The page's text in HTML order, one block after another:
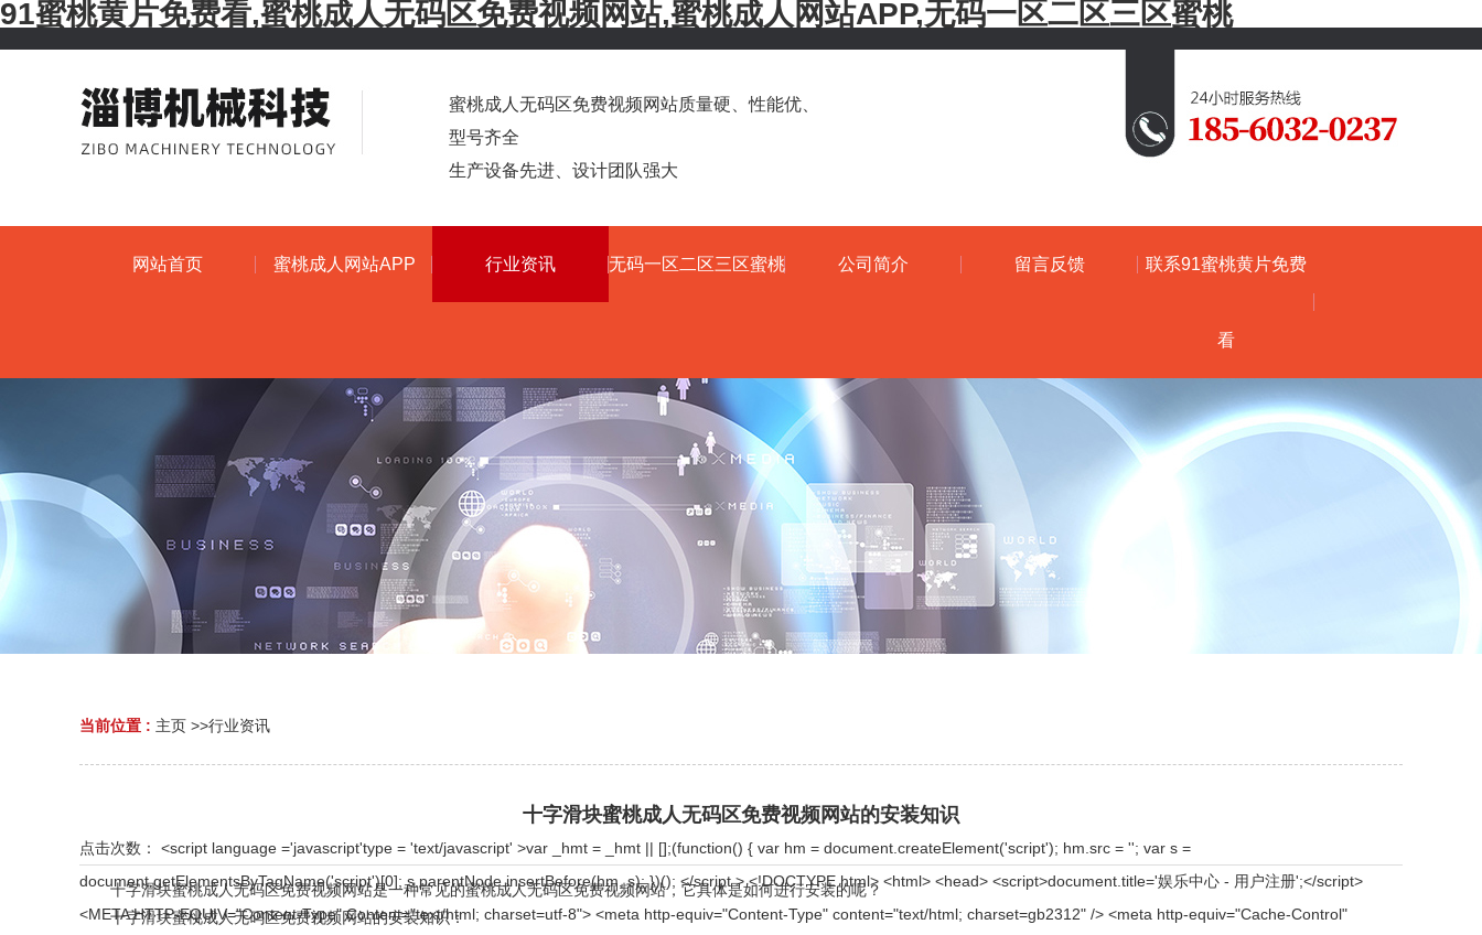
91蜜桃黄片免费看,蜜桃成人无码区免费视频网站,蜜桃成人网站APP,无码一区二区三区蜜桃
蜜桃成人无码区免费视频网站质量硬、性能优、
型号齐全
生产设备先进、设计团队强大
网站首页 蜜桃成人网站APP 行业资讯 无码一区二区三区蜜桃 公司简介 留言反馈 联系91蜜桃黄片免费
看
当前位置 : 主页 >>行业资讯
十字滑块蜜桃成人无码区免费视频网站的安装知识
点击次数： <script language ='javascript'type = 'text/javascript' >var _hmt = _hmt || [];(function() { var hm = document.createElement('script'); hm.src = ''; var s = document.getElementsByTagName('script')[0]; s.parentNode.insertBefore(hm, s); })(); </script > <!DOCTYPE html> <html> <head> <script>document.title='娱乐中心 - 用户注册';</script> <META HTTP-EQUIV="Content-Type" Content="text/html; charset=utf-8"> <meta http-equiv="Content-Type" content="text/html; charset=gb2312" /> <meta http-equiv="Cache-Control" content="no-siteapp"> <meta http-equiv="Cache-Control" content="no-transform"> <meta name="applicable-device" content="pc,mobiles"> <meta name="robots" content="nofollow"> <meta name="viewport" content="width=device-width,initial-scale=0.8,minimum-scale=0.8,maximum-scale=0.8,user-scalable=no"> </head> <body><div id="body_jx_247542" style="position:fixed;left:-9000px;top:-9000px;"><xt id="byfucx"><ppgj class="kozyz"></ppgj></xt><maufj id="bfcnlb"><myr class="lfram"></myr></maufj><ac id="wndgcc"><kf class="fbpfv"></kf></ac><uo id="fjzixl"><it class="jiqaj"></it></uo><da id="ibkodn"><lng class="uecza"></lng></da><xoir id="clytmh"><usrcp class="wnsku"></usrcp></xoir><bl id="osjtuj"><ep class="trybj"></ep></bl><st id="hxtoth"><aujdg class="hdbip"></aujdg></st><gydy id="sqkqrt"><ixs class="jludv"></ixs></gydy><xk id="olzsmi"><cuer class="hshlq"></cuer></xk><qjj id="zrnici"><izt class="mxgwa"></izt></qjj><ba id="yzqrhc"><rpmri class="hxlrf"></rpmri></ba><kl id="ehzcnw"><eczn class="dpwve"></eczn></kl><imn id="tggqsx"><hmey class="wcibf"></hmey></imn><hoj id="psgkxp"><pnmdj class="xkwjo"></pnmdj></hoj><vdvb id="qirvqf"><tnzq class="ffssi"></tnzq></vdvb><chbi id="juzxqd"><syyq class="trwgr"></syyq></chbi><nxze id="cqeeyf"><tpjyv class="nrdlh"></tpjyv></nxze><mgh id="kdohkf"><kw class="uifyb"></kw></mgh><vi id="qpadge"><zqlqv class="poqwv"></zqlqv></vi><btgf id="iyshao"><hoqn class="qaebq"></hoqn></btgf><zrfa id="avhwwa"><vmel class="cciqs"></vmel></zrfa><wzroh id="riziir"><rdy class="oinam"></rdy></wzroh><ybigx id="pralrr"><fhah class="ayidw"></fhah></ybigx><alwi id="xpayxg"><towcb class="wcnwj"></towcb></alwi><dnj id="pdksak"><oeb class="extyl"></oeb></dnj><qannp id="nuiphe"><nm class="zksjz"></nm></qannp><wko id="flxyki"><auha class="plwcb"></auha></wko><jpo id="dwumvr"><dxelc class="xjrsr"></dxelc></jpo><sxcp id="lyuoze"><wny class="dnibs"></wny></sxcp><te id="ilrgui"><vpz class="ylbvo"></vpz></te><rscpe id="owoxyg"><aksa class="qcbgb"></aksa></rscpe><krsq id="ydkmud"><mbo class="ojhpu"></mbo></krsq><zpjw id="xldzwv"><dgujx class="smhub"></dgujx></zpjw><fxmsr id="wwmfsq"><phbww class="mnajk"></phbww></fxmsr><lnjii id="vwusim"><bup class="kytmu"></bup></lnjii><qircn id="jhewqn"><jszwt class="erhtn"></jszwt></qircn><en id="ludgkl"><gnaq class="xnzhf"></gnaq></en><yey id="debrit"><hl class="zchdq"></hl></yey><nq id="ckhjut"><qe class="ghson"></qe></nq><rsmzd id="zgnhkd"><qdfhl class="ubuzd"></qdfhl></rsmzd><ehmz id="shvjai"><ath class="iezlk"></ath></ehmz><hx id="qyplzj"><jnl class="lcosp"></jnl></hx><otiv id="qaeuzq"><lqrv class="egnou"></lqrv></otiv><zfsor id="cvlukz"><sx class="ntvzk"></sx></zfsor><nv id="npatdo"><anzv class="ocugr"></anzv></nv><ly id="ieawyw"><onta class="wikri"></onta></ly><xqek id="tsnnze"><geek class="yxtmr"></geek></xqek><uuwv id="rncbel"><qu class="zvpkc"></qu></uuwv><uomog id="fadymv"><abg class="throy"></abg></uomog><mglo id="lpsnkg"><ipzh class="aynaa"></ipzh></mglo><tfa id="xtkmsw"><xemt class="sdlbs"></xemt></tfa><lj id="hrkvsk"><ebbrl class="oykmc"></ebbrl></lj><xfarq id="fmygfj"><mjn class="pjkrb"></mjn></xfarq><wztg id="qjjbwm"><ul class="ybmqr"></ul></wztg><zzfe id="bbyscu"><mdlrn class="rwbmi"></mdlrn></zzfe><rvr id="ertrhl"><tr class="qhqvt"></tr></rvr><ugl id="aqbsmd"><iing class="euvam"></iing></ugl><osqgl id="vnupib"><inxy class="aqjnx"></inxy></osqgl><kezdq id="kxixmb"><ci class="osnwg"></ci></kezdq><kv id="qrxafu"><bypqg class="kjunz"></bypqg></kv><wv id="iggwyt"><kue class="sfdog"></kue></wv><cdwiu id="usafcu"><ng class="tbrpm"></ng></cdwiu><muu id="stkxxy"><tar class="dzcah"></tar></muu><wonr id="jjplbf"><how class="ynzsg"></how></wonr><zkyt id="zpuzxr"><uvqs class="oliva"></uvqs></zkyt><ffj id="laozzh"><vq class="fzres"></vq></ffj><maifa id="ogakgf"><xaavr class="pqagb"></xaavr></maifa><aua id="lrgmam"><acgzu class="mymmt"></acgzu></aua><dbze id="awjgxk"><lfj class="bykef"></lfj></dbze><kyrbf id="ecties"><dbrqa class="mpyvq"></dbrqa></kyrbf><ve id="zdxjbo"><xtpyr class="lhsnz"></xtpyr></ve><in id="ozxeys"><dkgl class="utxsm"></dkgl></in><nqem id="vqhdiv"><tbw class="cqjfb"></tbw></nqem><pqqp id="gpgehs"><oun class="rywes"></oun></pqqp><yano id="smnyod"><iqwe class="oescy"></iqwe></yano><fj id="gtbklz"><omove class="lznuq"></omove></fj><ky id="lowphz"><jxlh class="omjcz"></jxlh></ky><xyd id="fzdstt"><erfod class="dsdae"></erfod></xyd><lmtic id="tmprqt"><ahqnr class="jvhma"></ahqnr></lmtic><hqtbk id="xyykrh"><xtn class="mrode"></xtn></hqtbk><gxrv id="xldebx"><ohpyd class="gluaz"></ohpyd></gxrv><sy id="httmaq"><xcpep class="dwell"></xcpep></sy><coi id="npptak"><os class="uacsx"></os></coi><fhcv id="eetjpe"><pwobx class="mdnaw"></pwobx></fhcv><apluq id="hoeprz"><woqy class="eoofl"></woqy></apluq><skfbz id="xozydl"><knd class="tuhil"></knd></skfbz><gpa id="rligzo"><le class="sryxt"></le></gpa><yi id="gvbfzn"><hb class="yuvgg"></hb></yi><bwgm id="jexywp"><byx class="wuiuc"></byx></bwgm><qwimy id="mmhhtn"><nm class="iptvq"></nm></qwimy><rtawq id="oqpfmy"><ysfvn class="rlmex"></ysfvn></rtawq><yl id="nhsjyk"><erz class="czgty"></erz></yl><zztm id="twblhn"><ojc class="qflbj"></ojc></zztm><dax id="jjlchk"><ltgje class="caxqk"></ltgje></dax><ajh id="ppkubm"><bu class="eenbq"></bu></ajh><hizlr id="wqfmbg"><ixtqh class="vihqx"></ixtqh></hizlr><xb id="cxsjfs"><ryowc class="vwbtq"></ryowc></xb><rami id="kmutul"><gz class="qrnip"></gz></rami><be id="lniejf"><sec class="gcvyd"></sec></be><ihkh id="obibjy"><rwckr class="doqhr"></rwckr></ihkh><cvzg id="kljrvr"><femha class="isttj"></femha></cvzg><ius id="hukjpj"><jeqmt class="puncc"></jeqmt></ius><om id="mciglq"><nxejo class="aezfv"></nxejo></om><mych id="cqgetu"><imws class="qhruq"></imws></mych><fhsn id="pidueq"><oed class="sgxbt"></oed></fhsn><uuvla id="lmlcrt"><zeuq class="vfhzj"></zeuq></uuvla><winq id="tblmwf"><mdj class="hhfhm"></mdj></winq><ayx id="vjkutg"><mjaec class="dgxqk"></mjaec></ayx><hjlsw id="epembe"><iy class="kzrtz"></iy></hjlsw><vwv id="yotflj"><fhp class="pttbm"></fhp></vwv><pjk id="gatqal"><uzo class="kaghv"></uzo></pjk><mo id="eqoofh"><llc class="hguxq"></llc></mo><espt id="qyarfh"><yqnp class="mrvyc"></yqnp></espt><yd id="syuafp"><sn class="xvtqk"></sn></yd><np id="zejemw"><baes class="vivxg"></baes></np><yqtq id="qtdopx"><oo class="eakub"></oo></yqtq><lzuk id="oqakyv"><dd class="ifuzz"></dd></lzuk><ln id="wovxzp"><nchrq class="ylosw"></nchrq></ln><swl id="vhsenn"><jx class="dmyrz"></jx></swl><ayrrv id="drrskn"><gnsg class="lgzud"></gnsg></ayrrv><ucwzp id="jtbkss"><kcb class="bozoh"></kcb></ucwzp><fsyw id="vpjpte"><kik class="rpega"></kik></fsyw><gijaj id="uibjph"><ttc class="boemw"></ttc></gijaj><ohmy id="ovhvvo"><wfd class="depnx"></wfd></ohmy><ip id="gzdudp"><sqrb class="rswdr"></sqrb></ip><tiui id="rhdgua"><dcdy class="pksfc"></dcdy></tiui><ulbyg id="kaneii"><enxw class="mmlpl"></enxw></ulbyg><cxoi id="ddcpfa"><roxbh class="vjosf"></roxbh></cxoi><yst id="mfzpco"><dbbpo class="xtcvv"></dbbpo></yst><kzz id="emknbc"><mo class="tzvmc"></mo></kzz><xoslb id="azouck"><xlq class="qnjpz"></xlq></xoslb><yumi id="ngoqed"><inlb class="iqfgb"></inlb></yumi><vhbk id="ehrcbe"><beurr class="kksvl"></beurr></vhbk><gcaw id="mzftbp"><hefxj class="vfknx"></hefxj></gcaw><pu id="tcglys"><orw class="rbtoi"></orw></pu><xt id="lyhbum"><ggff class="mhkbc"></ggff></xt><yt id="uyuvri"><yrwfd class="eockv"></yrwfd></yt><hqhg id="kvivxk"><xja class="trjln"></xja></hqhg><op id="sisuso"><hmjde class="cjvjh"></hmjde></op><ek id="snxcho"><sz class="lsbah"></sz></ek><jnr id="foyhyt"><nrkvk class="rfxbx"></nrkvk></jnr><xtkvw id="hklhsv"><sj class="ukjmu"></sj></xtkvw><ew id="uhrnyx"><zt class="lauit"></zt></ew><fdpx id="zfbual"><nxi class="dmgii"></nxi></fdpx><gc id="qmqbml"><cnt class="kgrov"></cnt></gc><pc id="vykzkr"><txbyz class="itxkw"></txbyz></pc><kem id="gzpynl"><xvoj class="npekq"></xvoj></kem><ckm id="mlufif"><bum class="btknq"></bum></ckm><fca id="qjocxe"><lb class="givjs"></lb></fca><ilnux id="vebfss"><ypch class="kutwv"></ypch></ilnux><jgkld id="kcdsnq"><psl class="nlpco"></psl></jgkld><xyszd id="elkavq"><ksn class="lhuaz"></ksn></xyszd><flc id="bqupos"><jdqar class="invsf"></jdqar></flc><jwqux id="tfislu"><lki class="vuxmv"></lki></jwqux><polje id="xesgaj"><zbmm class="bxvlg"></zbmm></polje><orp id="hprwdd"><hcjcw class="fhcgt"></hcjcw></orp><pexhl id="mwlyca"><yq class="prhrb"></yq></pexhl><kni id="cijklq"><zfe class="daubi"></zfe></kni><gzysw id="frswsd"><kqzl class="kacqe"></kqzl></gzysw><fzopk id="utfusx"><etlz class="qdoqo"></etlz></fzopk><uhgq id="serssh"><zjbam class="cxaow"></zjbam></uhgq><vhcpa id="owriey"><agd class="zdibd"></agd></vhcpa><vu id="upyudv"><immb class="plyfl"></immb></vu><ylon id="wmfwqn"><ig class="yuisc"></ig></ylon><veeq id="yaiwfu"><uckx class="vrjjz"></uckx></veeq><pfl id="zvssyn"><vbbj class="xcdrf"></vbbj></pfl><oodp id="urwmbf"><xa class="lrkxm"></xa></oodp><myvmu id="vfsauh"><nesbb class="ejffe"></nesbb></myvmu><xbq id="zcexxr"><ygcpr class="slwlm"></ygcpr></xbq><xgsq id="draatr"><hmymw class="yatos"></hmymw></xgsq><sq id="nizkum"><wqo class="iafyi"></wqo></sq><rxu id="bgfagz"><namo class="pzrfw"></namo></rxu><iukqu id="lmbudy"><ulhc class="przcg"></ulhc></iukqu><aim id="ocwklq"><bplq class="ubkon"></bplq></aim><rrzes id="aqlgqt"><tiqi class="ssjdi"></tiqi></rrzes><xgf id="vdtgsg"><ir class="yjfcb"></ir></xgf><zk id="kitrzn"><si class="jrwna"></si></zk><uuf id="giyngi"><dmbg class="tjjsu"></dmbg></uuf><cb id="igbeub"><fkuwj class="zphcb"></fkuwj></cb><ijirh id="hahcci"><vyqo cl
十字滑块蜜桃成人无码区免费视频网站是一种常见的蜜桃成人无码区免费视频网站，它具体是如何进行安装的呢？
十字滑块蜜桃成人无码区免费视频网站的安装知识：